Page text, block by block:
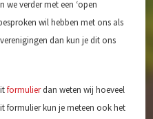
verder met een ‘open
wil hebben met ons als
dan kun je dit ons
formulierdan weten wij hoeveel
formulier kun je meteen ook het